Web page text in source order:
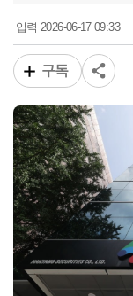
입력2026-06-17 09:33
구독